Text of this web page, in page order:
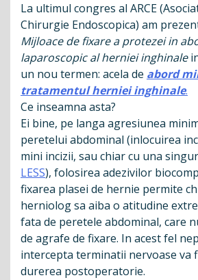
La ultimul congres al ARCE
Chirurgie Endoscopica) am
Mijloace de fixare a protezei in
laparoscopic al herniei inghinale
un nou termen: acela de abord
tratamentul herniei inghinale.
Ce inseamna asta?
Ei bine, pe langa agresiunea
peretelui abdominal (inlocuirea
mini incizii, sau chiar cu una
LESS), folosirea adezivilor
fixarea plasei de hernie permite
herniolog sa aiba o atitudine
fata de peretele abdominal, care
de agrafe de fixare. In acest fel
intercepta terminatii nervoase va
durerea postoperatorie.